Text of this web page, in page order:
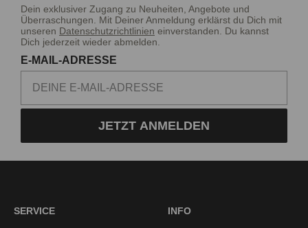
Dein exklusiver Zugang zu Neuheiten, Angebote und
Überraschungen. Mit Deiner Anmeldung erklärst du Dich mit
unseren Datenschutzrichtlinien einverstanden. Du kannst
Dich jederzeit wieder abmelden.
E-MAIL-ADRESSE
JETZT ANMELDEN
SERVICE INFO